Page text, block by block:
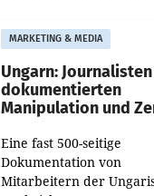
Optimierungsplattform
OtterlyAI. Damit baut die
Agentur ihr
MARKETING & MEDIA
Ungarn: Journalisten
dokumentierten
Manipulation und
Eine fast 500-seitige
Dokumentation von
Mitarbeitern der